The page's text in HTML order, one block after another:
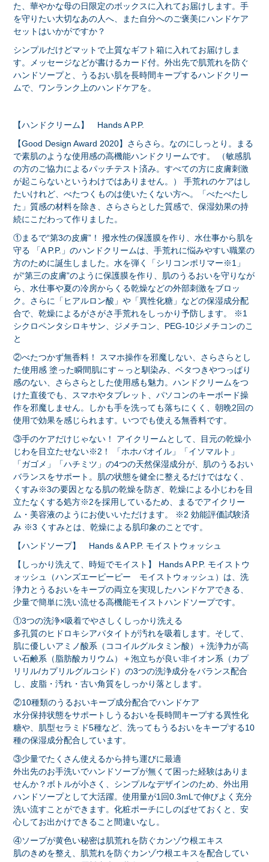
た、華やかな母の日限定のボックスに入れてお届けします。手
を守りたい大切なあの人へ、また自分へのご褒美にハンドケア
セットはいかがですか？
シンプルだけどマットで上質なギフト箱に入れてお届けしま
す。メッセージなどが書けるカード付。外出先で肌荒れを防ぐ
ハンドソープと、うるおい肌を長時間キープするハンドクリー
ムで、ワンランク上のハンドケアを。
【ハンドクリーム】 Hands A P.P.
【Good Design Award 2020】さらさら。なのにしっとり。まる
で素肌のような使用感の高機能ハンドクリームです。 （敏感肌
の方のご協力によるパッチテスト済み。すべての方に皮膚刺激
が起こらないというわけではありません。） 手荒れのケアはし
たいけれど、べたつくものは使いたくない方へ。「べたべたし
た」質感の材料を除き、さらさらとした質感で、保湿効果の持
続にこだわって作りました。
①まるで“第3の皮膚”！ 撥水性の保護膜を作り、水仕事から肌を
守る 「A P.P.」のハンドクリームは、手荒れに悩みやすい職業の
方のために誕生しました。水を弾く「シリコンポリマー※1」
が“第三の皮膚”のように保護膜を作り、肌のうるおいを守りなが
ら、水仕事や夏の冷房からくる乾燥などの外部刺激をブロッ
ク。さらに「ヒアルロン酸」や「異性化糖」などの保湿成分配
合で、乾燥によるがさがさ手荒れをしっかり予防します。 ※1
シクロペンタシロキサン、ジメチコン、PEG-10ジメチコンのこ
と
②べたつかず無香料！ スマホ操作を邪魔しない、さらさらとし
た使用感 塗った瞬間肌にす～っと馴染み、ベタつきやつっぱり
感のない、さらさらとした使用感も魅力。ハンドクリームをつ
けた直後でも、スマホやタブレット、パソコンのキーボード操
作を邪魔しません。しかも手を洗っても落ちにくく、朝晩2回の
使用で効果を感じられます。いつでも使える無香料です。
③手のケアだけじゃない！ アイクリームとして、目元の乾燥小
じわを目立たせない※2！ 「ホホバオイル」「イソマルト」
「ガゴメ」「ハチミツ」の4つの天然保湿成分が、肌のうるおい
バランスをサポート。肌の状態を健全に整えるだけではなく、
くすみ※3の要因となる肌の乾燥を防ぎ、乾燥による小じわを目
立たなくする処方※2を採用しているため、まるでアイクリー
ム・美容液のようにお使いいただけます。 ※2 効能評価試験済
み ※3 くすみとは、乾燥による肌印象のことです。
【ハンドソープ】 Hands & A P.P. モイストウォッシュ
【しっかり洗えて、時短でモイスト】 Hands A P.P. モイストウ
ォッシュ（ハンズエーピーピー モイストウォッシュ）は、洗
浄力とうるおいをキープの両立を実現したハンドケアできる、
少量で簡単に洗い流せる高機能モイストハンドソープです。
①3つの洗浄×吸着でやさしくしっかり洗える
多孔質のヒドロキシアパタイトが汚れを吸着します。そして、
肌に優しいアミノ酸系（ココイルグルタミン酸）＋洗浄力が高
い石鹸系（脂肪酸カリウム）＋泡立ちが良い非イオン系（カプ
リリル/カプリルグルコシド）の3つの洗浄成分をバランス配合
し、皮脂・汚れ・古い角質をしっかり落とします。
②10種類のうるおいキープ成分配合でハンドケア
水分保持状態をサポートしうるおいを長時間キープする異性化
糖や、肌型セラミド5種など、洗ってもうるおいをキープする10
種の保湿成分配合しています。
③少量でたくさん使えるから持ち運びに最適
外出先のお手洗いでハンドソープが無くて困った経験はありま
せんか？ボトルが小さく、シンプルなデザインのため、外出用
ハンドソープとして大活躍。使用量が1回0.3mLで伸びよく充分
洗い流すことができます。化粧ポーチにしのばせておくと、安
心してお出かけできること間違いなし。
④ソープが黄色い秘密は肌荒れを防ぐカンゾウ根エキス
肌のきめを整え、肌荒れを防ぐカンゾウ根エキスを配合してい